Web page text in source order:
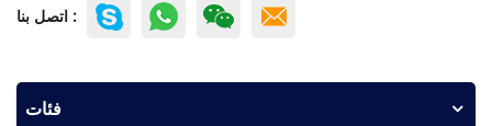
اتصل بنا :
فئات